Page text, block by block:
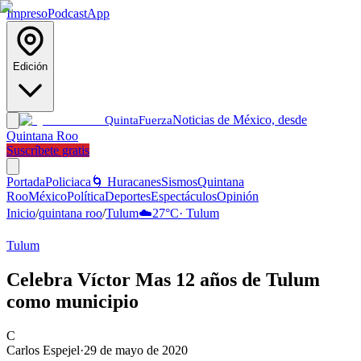
ImpresoPodcastApp
Edición
QuintaFuerzaNoticias de México, desde
Quintana Roo
Suscríbete gratis
PortadaPoliciaca 🌀 HuracanesSismosQuintana
RooMéxicoPolíticaDeportesEspectáculosOpinión
Inicio/quintana roo/Tulum☁️27°C· Tulum
Tulum
Celebra Víctor Mas 12 años de Tulum
como municipio
C
Carlos Espejel·29 de mayo de 2020